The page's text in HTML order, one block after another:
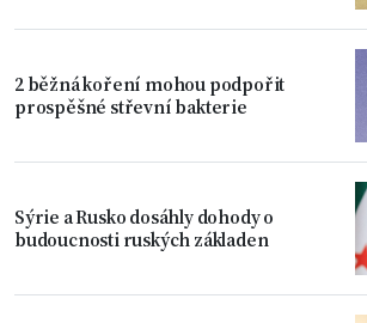
2 běžná koření mohou podpořit
prospěšné střevní bakterie
Sýrie a Rusko dosáhly dohody o
budoucnosti ruských základen